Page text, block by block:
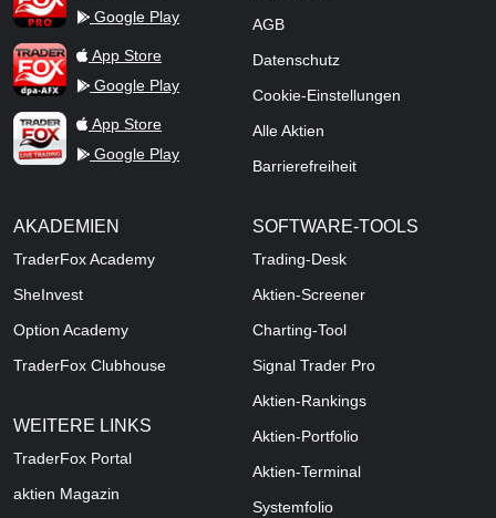
Google Play
TraderFox dpa-AFX ProFeed
App Store
Google Play
TraderFox Live Trading
App Store
Google Play
AGB
Datenschutz
Cookie-Einstellungen
Alle Aktien
Barrierefreiheit
AKADEMIEN
TraderFox Academy
SheInvest
Option Academy
TraderFox Clubhouse
WEITERE LINKS
TraderFox Portal
aktien Magazin
SOFTWARE-TOOLS
Trading-Desk
Aktien-Screener
Charting-Tool
Signal Trader Pro
Aktien-Rankings
Aktien-Portfolio
Aktien-Terminal
Systemfolio